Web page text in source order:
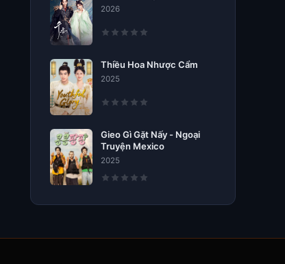
2026
Thiều Hoa Nhược Cẩm
2025
Gieo Gì Gặt Nấy - Ngoại
Truyện Mexico
2025